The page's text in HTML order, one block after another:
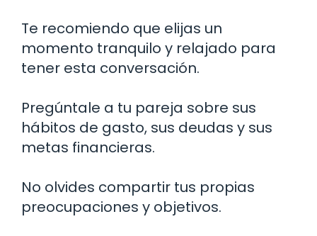
Te recomiendo que elijas un
momento tranquilo y relajado para
tener esta conversación.
Pregúntale a tu pareja sobre sus
hábitos de gasto, sus deudas y sus
metas financieras.
No olvides compartir tus propias
preocupaciones y objetivos.